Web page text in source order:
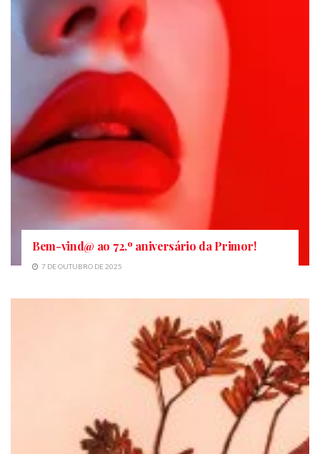
Bem-vind@ ao 72.º aniversário da Primor!
7 DE OUTUBRO DE 2025